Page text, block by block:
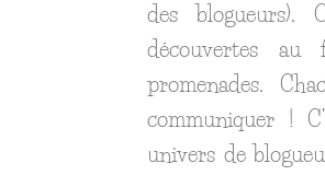
des blogueurs).
découvertes
promenades.
communiquer !
univers de